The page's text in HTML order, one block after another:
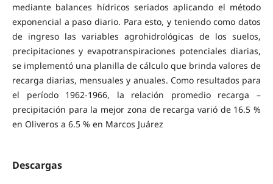
mediante balances hídricos seriados aplicando el método
exponencial a paso diario. Para esto, y teniendo como datos
de ingreso las variables agrohidrológicas de los suelos,
precipitaciones y evapotranspiraciones potenciales diarias,
se implementó una planilla de cálculo que brinda valores de
recarga diarias, mensuales y anuales. Como resultados para
el período 1962-1966, la relación promedio recarga –
precipitación para la mejor zona de recarga varió de 16.5 %
en Oliveros a 6.5 % en Marcos Juárez
Descargas